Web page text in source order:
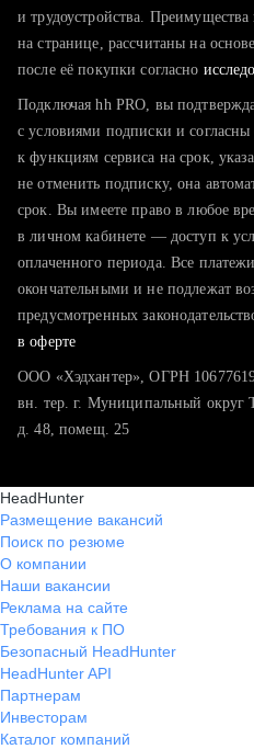
тратите много времени
хотите сравнить себя с
и трудоустройства.
на странице, рассчитаны на
после её покупки согласно
Подключая hh PRO, вы
с условиями подписки и
к функциям сервиса на срок,
не отменить подписку, она
срок. Вы имеете право в любое
в личном кабинете — доступ к
оплаченного периода. Все
окончательными и не подлежат
предусмотренных
в оферте
ООО «Хэдхантер», ОГРН
вн. тер. г. Муниципальный округ
д. 48, помещ. 25
HeadHunter
Размещение вакансий
Поиск по резюме
О компании
Наши вакансии
Реклама на сайте
Требования к ПО
Безопасный HeadHunter
HeadHunter API
Партнерам
Инвесторам
Каталог компаний